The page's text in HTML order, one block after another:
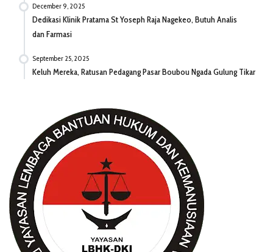
December 9, 2025
Dedikasi Klinik Pratama St Yoseph Raja Nagekeo, Butuh Analis
dan Farmasi
September 25, 2025
Keluh Mereka, Ratusan Pedagang Pasar Boubou Ngada Gulung Tikar